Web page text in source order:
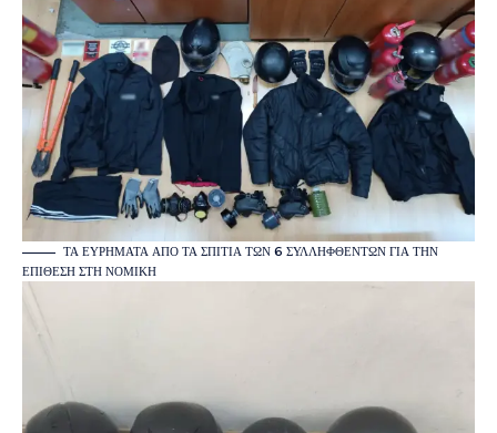
ΤΑ ΕΥΡΉΜΑΤΑ ΑΠΌ ΤΑ ΣΠΊΤΙΑ ΤΩΝ 6 ΣΥΛΛΗΦΘΈΝΤΩΝ ΓΙΑ ΤΗΝ
ΕΠΊΘΕΣΗ ΣΤΗ ΝΟΜΙΚΉ